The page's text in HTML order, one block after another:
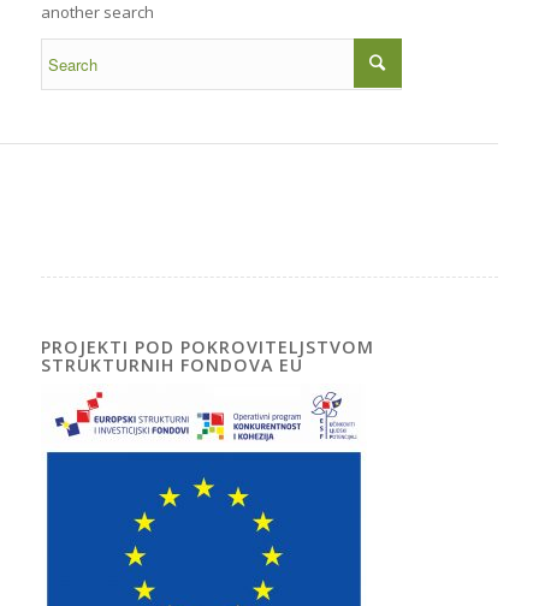
another search
PROJEKTI POD POKROVITELJSTVOM
STRUKTURNIH FONDOVA EU